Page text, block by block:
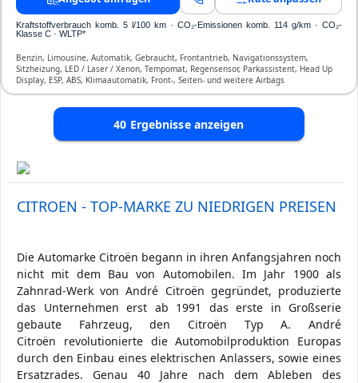
Kraftstoffverbrauch komb. 5 l/100 km · CO₂-Emissionen komb. 114 g/km · CO₂-
Klasse C · WLTP*
Benzin, Limousine, Automatik, Gebraucht, Frontantrieb, Navigationssystem,
Sitzheizung, LED / Laser / Xenon, Tempomat, Regensensor, Parkassistent, Head Up
Display, ESP, ABS, Klimaautomatik, Front-, Seiten- und weitere Airbags
40 Ergebnisse anzeigen
CITROEN - TOP-MARKE ZU NIEDRIGEN PREISEN
Die Automarke Citroën begann in ihren Anfangsjahren noch
nicht mit dem Bau von Automobilen. Im Jahr 1900 als
Zahnrad-Werk von André Citroën gegründet, produzierte
das Unternehmen erst ab 1991 das erste in Großserie
gebaute Fahrzeug, den Citroën Typ A. André
Citroën revolutionierte die Automobilproduktion Europas
durch den Einbau eines elektrischen Anlassers, sowie eines
Ersatzrades. Genau 40 Jahre nach dem Ableben des